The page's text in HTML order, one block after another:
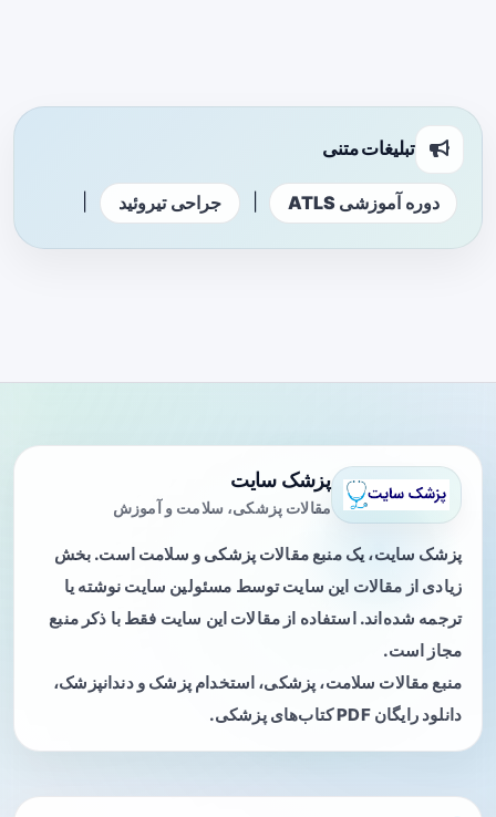
تبلیغات متنی
دوره آموزشی ATLS جراحی تیروئید
پزشک سایت
مقالات پزشکی، سلامت و آموزش
پزشک سایت، یک منبع مقالات پزشکی و سلامت است. بخش
زیادی از مقالات این سایت توسط مسئولین سایت نوشته یا
ترجمه شده‌اند. استفاده از مقالات این سایت فقط با ذکر منبع
مجاز است.
منبع مقالات سلامت، پزشکی، استخدام پزشک و دندانپزشک،
دانلود رایگان PDF کتاب‌های پزشکی.